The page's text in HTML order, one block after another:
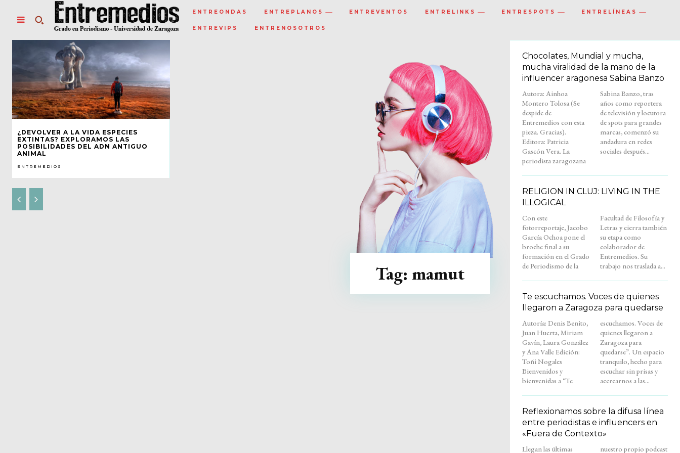
ENTREONDAS ENTREPLANOS ENTREVENTOS ENTRELINKS ENTRESPOTS ENTRELÍNEAS
ENTREVIPS ENTRENOSOTROS
¿DEVOLVER A LA VIDA ESPECIES
EXTINTAS? EXPLORAMOS LAS
POSIBILIDADES DEL ADN ANTIGUO
ANIMAL
ENTREMEDIOS
Tag: mamut
Chocolates, Mundial y mucha,
mucha viralidad de la mano de la
influencer aragonesa Sabina Banzo
Autora: Ainhoa
Montero Tolosa (Se
despide de
Entremedios con esta
pieza. Gracias).
Editora: Patricia
Gascón Vera. La
periodista zaragozana
Sabina Banzo, tras
años como reportera
de televisión y locutora
de spots para grandes
marcas, comenzó su
andadura en redes
sociales después...
RELIGION IN CLUJ: LIVING IN THE
ILLOGICAL
Con este
fotorreportaje, Jacobo
García Ochoa pone el
broche final a su
formación en el Grado
de Periodismo de la
Facultad de Filosofía y
Letras y cierra también
su etapa como
colaborador de
Entremedios. Su
trabajo nos traslada a...
Te escuchamos. Voces de quienes
llegaron a Zaragoza para quedarse
Autoría: Denis Benito,
Juan Huerta, Miriam
Gavín, Laura González
y Ana Valle Edición:
Toñi Nogales
Bienvenidos y
bienvenidas a “Te
escuchamos. Voces de
quienes llegaron a
Zaragoza para
quedarse”. Un espacio
tranquilo, hecho para
escuchar sin prisas y
acercarnos a las...
Reflexionamos sobre la difusa línea
entre periodistas e influencers en
«Fuera de Contexto»
Llegan las últimas
nuestro propio podcast